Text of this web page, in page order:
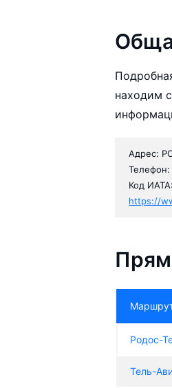
находим
Адрес:
Код
https://
Родос-
Тель-